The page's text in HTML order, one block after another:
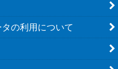
の利用について